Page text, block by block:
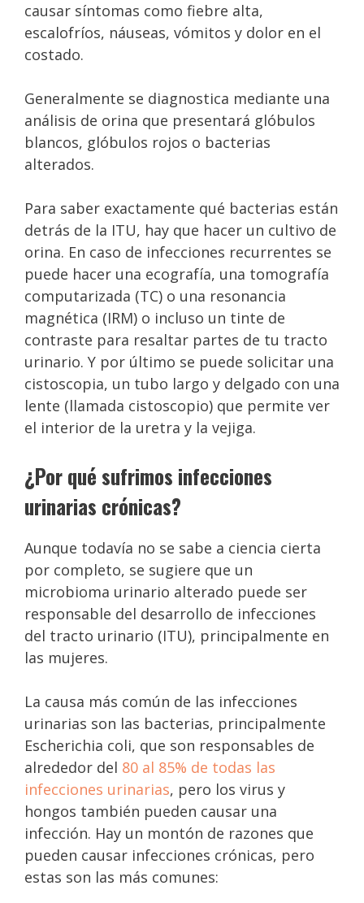
causar síntomas como fiebre alta,
escalofríos, náuseas, vómitos y dolor en el
costado.
Generalmente se diagnostica mediante una
análisis de orina que presentará glóbulos
blancos, glóbulos rojos o bacterias
alterados.
Para saber exactamente qué bacterias están
detrás de la ITU, hay que hacer un cultivo de
orina. En caso de infecciones recurrentes se
puede hacer una ecografía, una tomografía
computarizada (TC) o una resonancia
magnética (IRM) o incluso un tinte de
contraste para resaltar partes de tu tracto
urinario. Y por último se puede solicitar una
cistoscopia, un tubo largo y delgado con una
lente (llamada cistoscopio) que permite ver
el interior de la uretra y la vejiga.
¿Por qué sufrimos infecciones
urinarias crónicas?
Aunque todavía no se sabe a ciencia cierta
por completo, se sugiere que un
microbioma urinario alterado puede ser
responsable del desarrollo de infecciones
del tracto urinario (ITU), principalmente en
las mujeres.
La causa más común de las infecciones
urinarias son las bacterias, principalmente
Escherichia coli, que son responsables de
alrededor del 80 al 85% de todas las
infecciones urinarias, pero los virus y
hongos también pueden causar una
infección. Hay un montón de razones que
pueden causar infecciones crónicas, pero
estas son las más comunes: